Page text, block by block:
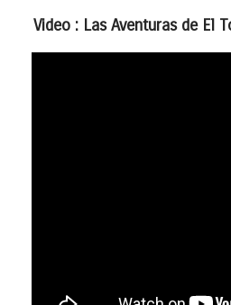
Video : Las Aventuras de El